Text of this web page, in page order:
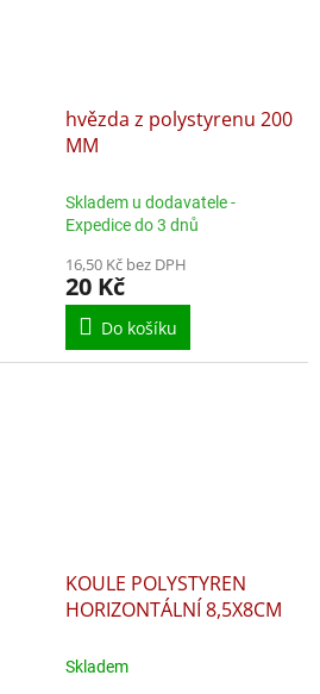
hvězda z polystyrenu 200
MM
Skladem u dodavatele -
Expedice do 3 dnů
16,50 Kč bez DPH
20 Kč
Do košíku
KOULE POLYSTYREN
HORIZONTÁLNÍ 8,5X8CM
Skladem